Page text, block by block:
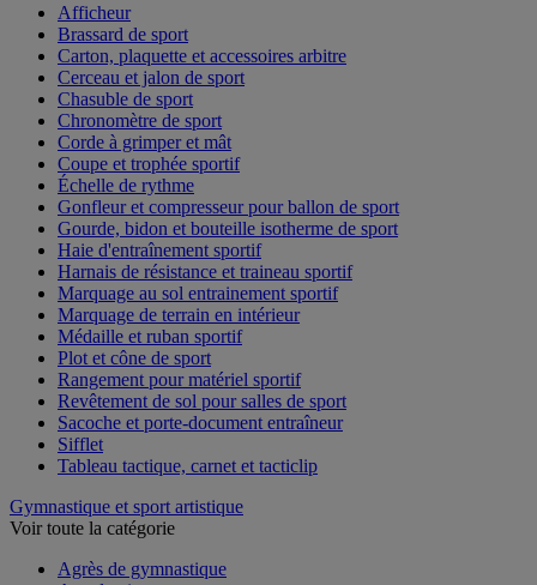
Afficheur
Brassard de sport
Carton, plaquette et accessoires arbitre
Cerceau et jalon de sport
Chasuble de sport
Chronomètre de sport
Corde à grimper et mât
Coupe et trophée sportif
Échelle de rythme
Gonfleur et compresseur pour ballon de sport
Gourde, bidon et bouteille isotherme de sport
Haie d'entraînement sportif
Harnais de résistance et traineau sportif
Marquage au sol entrainement sportif
Marquage de terrain en intérieur
Médaille et ruban sportif
Plot et cône de sport
Rangement pour matériel sportif
Revêtement de sol pour salles de sport
Sacoche et porte-document entraîneur
Sifflet
Tableau tactique, carnet et tacticlip
Gymnastique et sport artistique
Voir toute la catégorie
Agrès de gymnastique